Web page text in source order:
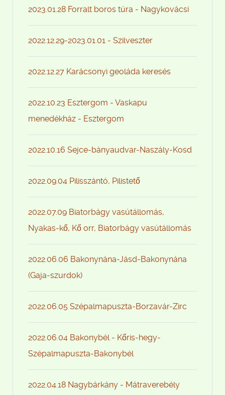
2023.01.28 Forralt boros túra - Nagykovácsi
2022.12.29-2023.01.01 - Szilveszter
2022.12.27 Karácsonyi geoláda keresés
2022.10.23 Esztergom - Vaskapu
menedékház - Esztergom
2022.10.16 Sejce-bányaudvar-Naszály-Kosd
2022.09.04 Pilisszántó, Pilistető
2022.07.09 Biatorbágy vasútállomás,
Nyakas-kő, Kő orr, Biatorbágy vasútállomás
2022.06.06 Bakonynána-Jásd-Bakonynána
(Gaja-szurdok)
2022.06.05 Szépalmapuszta-Borzavár-Zirc
2022.06.04 Bakonybél - Kőris-hegy-
Szépalmapuszta-Bakonybél
2022.04.18 Nagybárkány - Mátraverebély